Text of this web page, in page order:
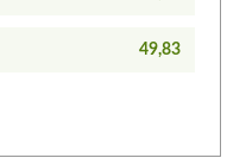
49,83